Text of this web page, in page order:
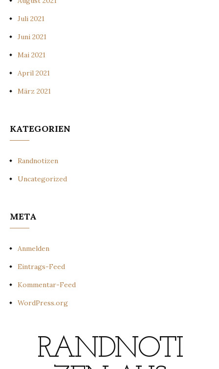
Juli 2021
Juni 2021
Mai 2021
April 2021
März 2021
KATEGORIEN
Randnotizen
Uncategorized
META
Anmelden
Eintrags-Feed
Kommentar-Feed
WordPress.org
RANDNOTI